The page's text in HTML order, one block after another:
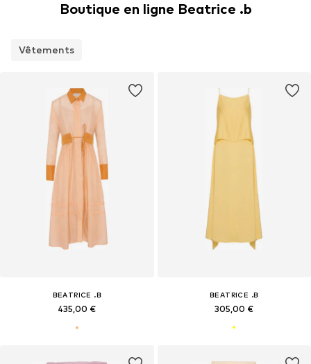
Boutique en ligne Beatrice .b
Vêtements
BEATRICE .B
435,00 €
BEATRICE .B
305,00 €